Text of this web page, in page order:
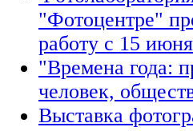
"Фотоцентре"
работу с 15
"Времена года:
человек,
Выставка